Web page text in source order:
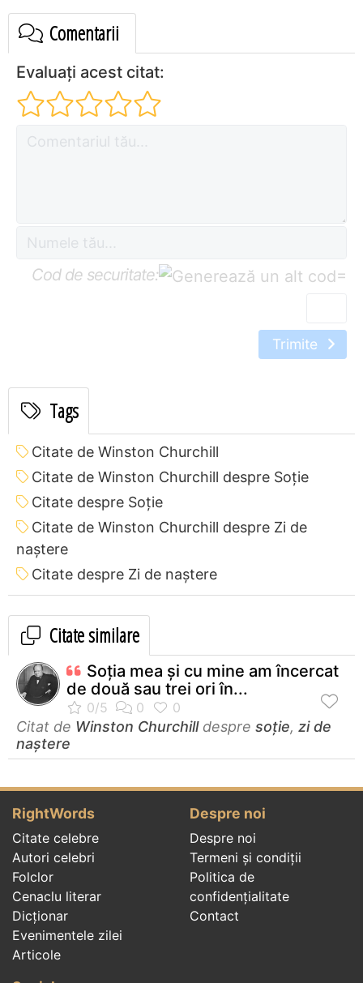
Comentarii
Evaluați acest citat:
Cod de securitate: =
Trimite
Tags
Citate de Winston Churchill
Citate de Winston Churchill despre Soție
Citate despre Soție
Citate de Winston Churchill despre Zi de
naștere
Citate despre Zi de naștere
Citate similare
Soţia mea şi cu mine am încercat
de două sau trei ori în...
Citat de Winston Churchilldespre soție, zi de
naștere
RightWords
Citate celebre
Autori celebri
Folclor
Cenaclu literar
Dicționar
Evenimentele zilei
Articole
Despre noi
Despre noi
Termeni și condiții
Politica de
confidenţialitate
Contact